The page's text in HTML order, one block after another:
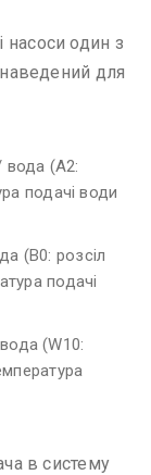
один з
для
вода (A2:
подачі води
(B0: розсіл
подачі
(W10:
в систему